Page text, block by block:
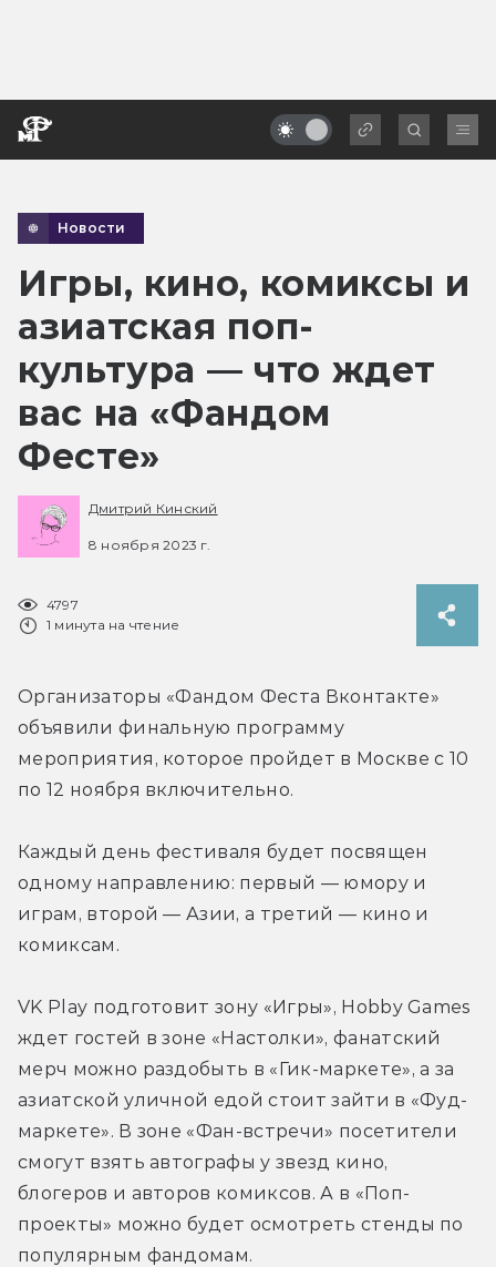
Новости
Игры, кино, комиксы и
азиатская поп-
культура — что ждет
вас на «Фандом
Фесте»
Дмитрий Кинский
8 ноября 2023 г.
4797
1 минута на чтение
Организаторы «Фандом Феста Вконтакте»
объявили финальную программу
мероприятия, которое пройдет в Москве с 10
по 12 ноября включительно.
Каждый день фестиваля будет посвящен
одному направлению: первый — юмору и
играм, второй — Азии, а третий — кино и
комиксам.
VK Play подготовит зону «Игры», Hobby Games
ждет гостей в зоне «Настолки», фанатский
мерч можно раздобыть в «Гик-маркете», а за
азиатской уличной едой стоит зайти в «Фуд-
маркете». В зоне «Фан-встречи» посетители
смогут взять автографы у звезд кино,
блогеров и авторов комиксов. А в «Поп-
проекты» можно будет осмотреть стенды по
популярным фандомам.